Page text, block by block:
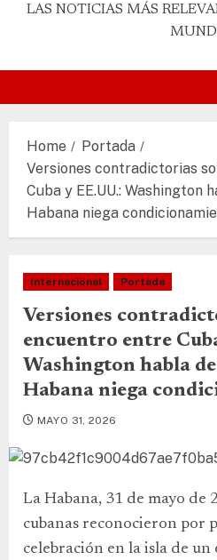
LAS NOTICIAS MÁS
Home
Portada
Versiones contradictorias
Cuba y EE.UU.: Washington
Habana niega
Internacional Portada
Versiones
encuentro entre
Washington habla
Habana niega
MAYO 31, 2026
La Habana, 31 de mayo de
cubanas reconocieron por
celebración en la isla de